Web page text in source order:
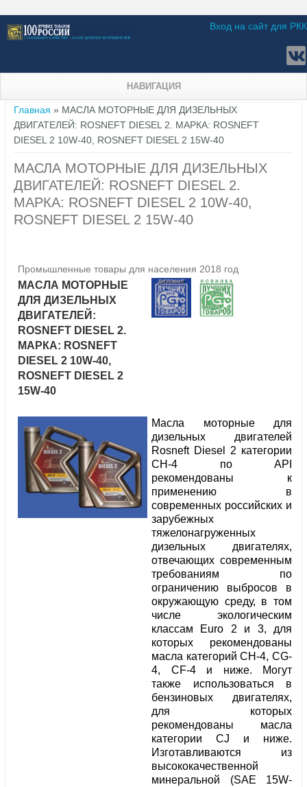
Вход на сайт для РКК
НАВИГАЦИЯ
Вы здесь
Главная » МАСЛА МОТОРНЫЕ ДЛЯ ДИЗЕЛЬНЫХ
ДВИГАТЕЛЕЙ: ROSNEFT DIESEL 2. МАРКА: ROSNEFT
DIESEL 2 10W-40, ROSNEFT DIESEL 2 15W-40
МАСЛА МОТОРНЫЕ ДЛЯ ДИЗЕЛЬНЫХ
ДВИГАТЕЛЕЙ: ROSNEFT DIESEL 2.
МАРКА: ROSNEFT DIESEL 2 10W-40,
ROSNEFT DIESEL 2 15W-40
Промышленные товары для населения 2018 год
МАСЛА МОТОРНЫЕ
ДЛЯ ДИЗЕЛЬНЫХ
ДВИГАТЕЛЕЙ:
ROSNEFT DIESEL 2.
МАРКА: ROSNEFT
DIESEL 2 10W-40,
ROSNEFT DIESEL 2
15W-40
Масла моторные для
дизельных двигателей
Rosneft Diesel 2 категории
CH-4 по API
рекомендованы к
применению в
современных российских и
зарубежных
тяжелонагруженных
дизельных двигателях,
отвечающих современным
требованиям по
ограничению выбросов в
окружающую среду, в том
числе экологическим
классам Euro 2 и 3, для
которых рекомендованы
масла категорий CH-4, CG-
4, CF-4 и ниже. Могут
также использоваться в
бензиновых двигателях,
для которых
рекомендованы масла
категории CJ и ниже.
Изготавливаются из
высококачественной
минеральной (SAE 15W-